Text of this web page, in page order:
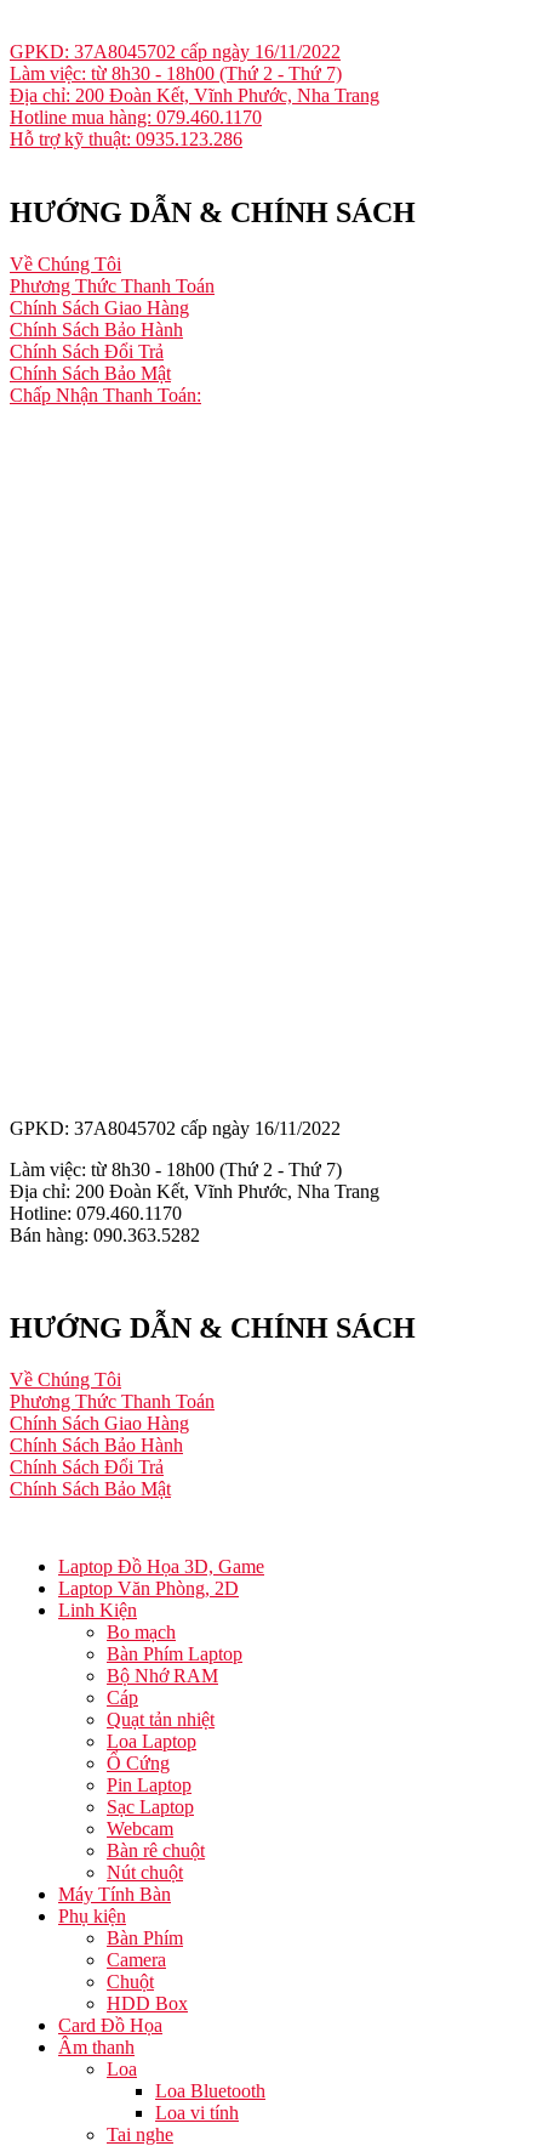
GPKD: 37A8045702 cấp ngày 16/11/2022
Làm việc: từ 8h30 - 18h00 (Thứ 2 - Thứ 7)
Địa chỉ: 200 Đoàn Kết, Vĩnh Phước, Nha Trang
Hotline mua hàng: 079.460.1170
Hỗ trợ kỹ thuật: 0935.123.286
HƯỚNG DẪN & CHÍNH SÁCH
Về Chúng Tôi
Phương Thức Thanh Toán
Chính Sách Giao Hàng
Chính Sách Bảo Hành
Chính Sách Đổi Trả
Chính Sách Bảo Mật
Chấp Nhận Thanh Toán:
GPKD: 37A8045702 cấp ngày 16/11/2022
Làm việc: từ 8h30 - 18h00 (Thứ 2 - Thứ 7)
Địa chỉ: 200 Đoàn Kết, Vĩnh Phước, Nha Trang
Hotline: 079.460.1170
Bán hàng: 090.363.5282
HƯỚNG DẪN & CHÍNH SÁCH
Về Chúng Tôi
Phương Thức Thanh Toán
Chính Sách Giao Hàng
Chính Sách Bảo Hành
Chính Sách Đổi Trả
Chính Sách Bảo Mật
Laptop Đồ Họa 3D, Game
Laptop Văn Phòng, 2D
Linh Kiện
Bo mạch
Bàn Phím Laptop
Bộ Nhớ RAM
Cáp
Quạt tản nhiệt
Loa Laptop
Ổ Cứng
Pin Laptop
Sạc Laptop
Webcam
Bàn rê chuột
Nút chuột
Máy Tính Bàn
Phụ kiện
Bàn Phím
Camera
Chuột
HDD Box
Card Đồ Họa
Âm thanh
Loa
Loa Bluetooth
Loa vi tính
Tai nghe